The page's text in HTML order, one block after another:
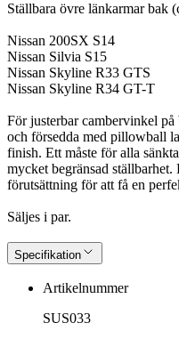
Ställbara övre länkarmar bak
Nissan 200SX S14
Nissan Silvia S15
Nissan Skyline R33 GTS
Nissan Skyline R34 GT-T
För justerbar cambervinkel
och försedda med pillowball
finish. Ett måste för alla
mycket begränsad
förutsättning för att få en
Säljes i par.
Specifikation
Artikelnummer
SUS033